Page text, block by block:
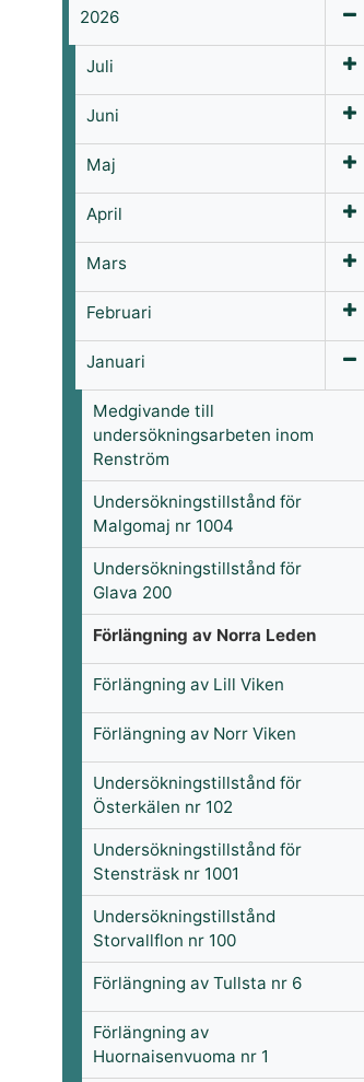
2026
Juli
Juni
Maj
April
Mars
Februari
Januari
Medgivande till
undersökningsarbeten inom
Renström
Undersökningstillstånd för
Malgomaj nr 1004
Undersökningstillstånd för
Glava 200
Förlängning av Norra Leden
Förlängning av Lill Viken
Förlängning av Norr Viken
Undersökningstillstånd för
Österkälen nr 102
Undersökningstillstånd för
Stensträsk nr 1001
Undersökningstillstånd
Storvallflon nr 100
Förlängning av Tullsta nr 6
Förlängning av
Huornaisenvuoma nr 1